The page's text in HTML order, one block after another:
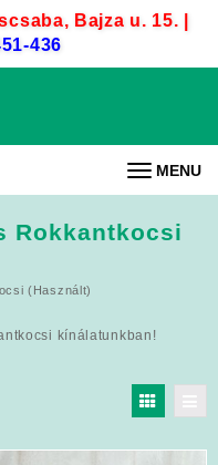
Bajza u. 15. |
436
MENU
Rokkantkocsi
(Használt)
kínálatunkban!